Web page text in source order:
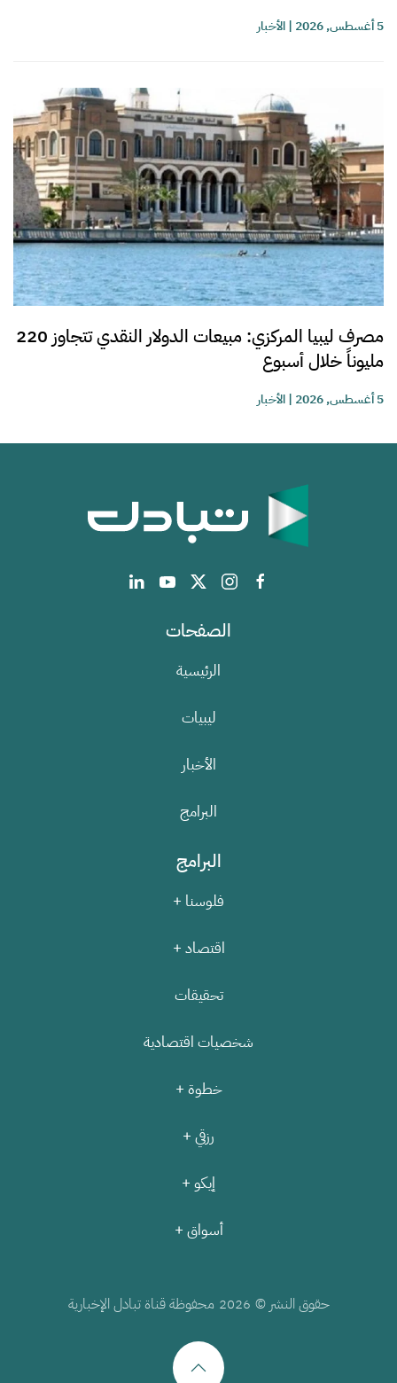
5 أغسطس, 2026 |الأخبار
مصرف ليبيا المركزي: مبيعات الدولار النقدي تتجاوز 220
مليوناً خلال أسبوع
5 أغسطس, 2026 |الأخبار
الصفحات
الرئيسية
ليبيات
الأخبار
البرامج
البرامج
فلوسنا +
اقتصاد +
تحقيقات
شخصيات اقتصادية
خطوة +
رزقي +
إيكو +
أسواق +
حقوق النشر © 2026 محفوظة قناة تبادل الإخبارية